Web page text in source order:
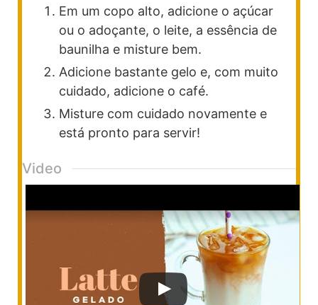
Em um copo alto, adicione o açúcar
ou o adoçante, o leite, a essência de
baunilha e misture bem.
Adicione bastante gelo e, com muito
cuidado, adicione o café.
Misture com cuidado novamente e
está pronto para servir!
Video